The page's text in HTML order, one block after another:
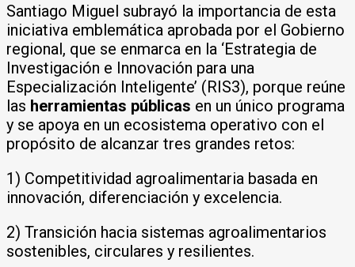
Santiago Miguel subrayó la importancia de esta
iniciativa emblemática aprobada por el Gobierno
regional, que se enmarca en la ‘Estrategia de
Investigación e Innovación para una
Especialización Inteligente’ (RIS3), porque reúne
las herramientas públicas en un único programa
y se apoya en un ecosistema operativo con el
propósito de alcanzar tres grandes retos:
1) Competitividad agroalimentaria basada en
innovación, diferenciación y excelencia.
2) Transición hacia sistemas agroalimentarios
sostenibles, circulares y resilientes.